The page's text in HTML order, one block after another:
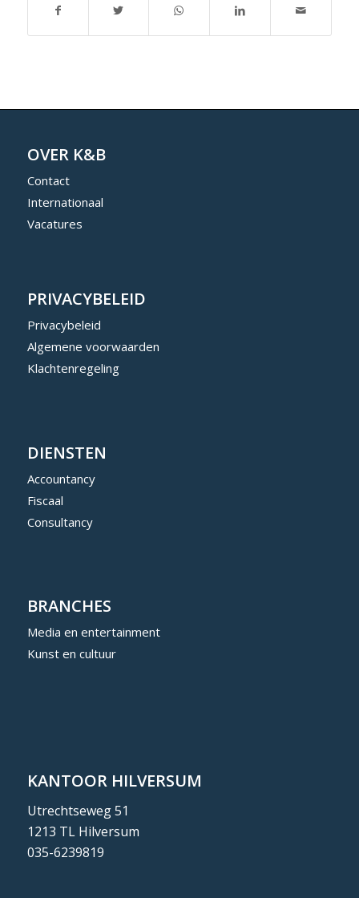
OVER K&B
Contact
Internationaal
Vacatures
PRIVACYBELEID
Privacybeleid
Algemene voorwaarden
Klachtenregeling
DIENSTEN
Accountancy
Fiscaal
Consultancy
BRANCHES
Media en entertainment
Kunst en cultuur
KANTOOR HILVERSUM
Utrechtseweg 51
1213 TL Hilversum
035-6239819